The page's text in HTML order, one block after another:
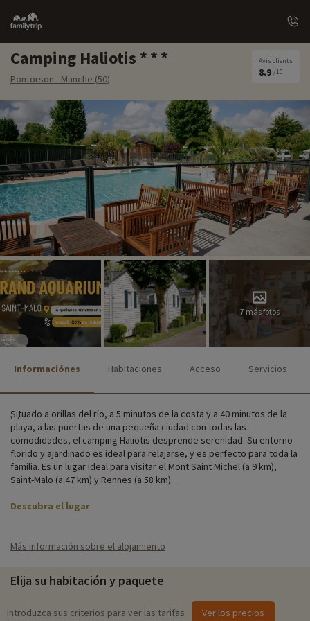
Family
trip
Camping Haliotis
Pontorson - Manche (50)
Avis clients
8.9 /10
7 más fotos
Informaciónes Habitaciones Acceso Servicios
Situado a orillas del río, a 5 minutos de la costa y a 40 minutos de la
playa, a las puertas de una pequeña ciudad con todas las
comodidades, el camping Haliotis desprende serenidad. Su entorno
florido y ajardinado es ideal para relajarse, y es perfecto para toda la
familia. Es un lugar ideal para visitar el Mont Saint Michel (a 9 km),
Saint-Malo (a 47 km) y Rennes (a 58 km).
Descubra el lugar
exterior con piscina infantil, un espacio de relajación, un
En el camping te alojarás en cómodas cabañas con capacidad para 6
personas. Todas disponen de salón con televisión, cocina y terraza
Más información sobre el alojamiento
Elija su habitación y paquete
Introduzca sus criterios para ver las tarifas Ver los precios